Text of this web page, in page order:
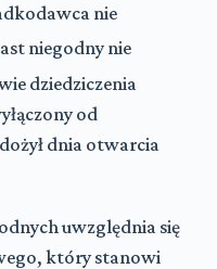
nie
niegodny nie
dziedziczenia
od
dnia otwarcia
uwzględnia się
który stanowi